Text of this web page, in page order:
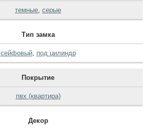
темные серые
Тип замка
сейфовый, под цилиндр
Покрытие
пвх (квартира)
Декор